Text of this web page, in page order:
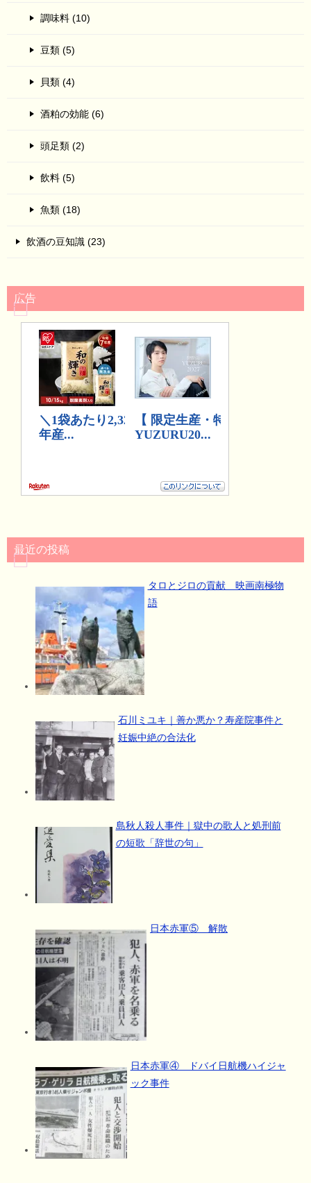
調味料 (10)
豆類 (5)
貝類 (4)
酒粕の効能 (6)
頭足類 (2)
飲料 (5)
魚類 (18)
飲酒の豆知識 (23)
広告
最近の投稿
タロとジロの貢献 映画南極物
語
石川ミユキ｜善か悪か？寿産院事件と
妊娠中絶の合法化
島秋人殺人事件｜獄中の歌人と処刑前
の短歌「辞世の句」
日本赤軍⑤ 解散
日本赤軍④ ドバイ日航機ハイジャ
ック事件